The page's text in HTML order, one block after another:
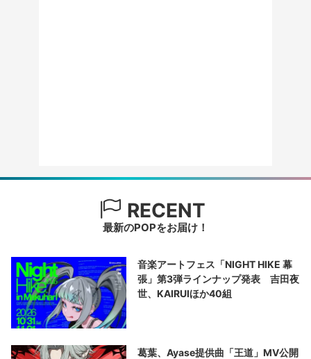
RECENT
最新のPOPをお届け！
音楽アートフェス「NIGHT HIKE 幕
張」第3弾ラインナップ発表 吉田夜
世、KAIRUIほか40組
葛葉、Ayase提供曲「王道」MV公開